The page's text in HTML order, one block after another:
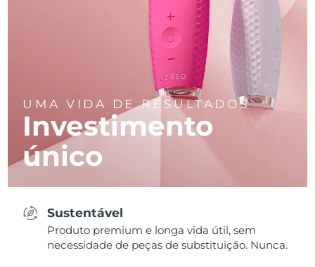
UMA VIDA DE RESULTADOS
Investimento
único
Sustentável
Produto premium e longa vida útil, sem
necessidade de peças de substituição. Nunca.